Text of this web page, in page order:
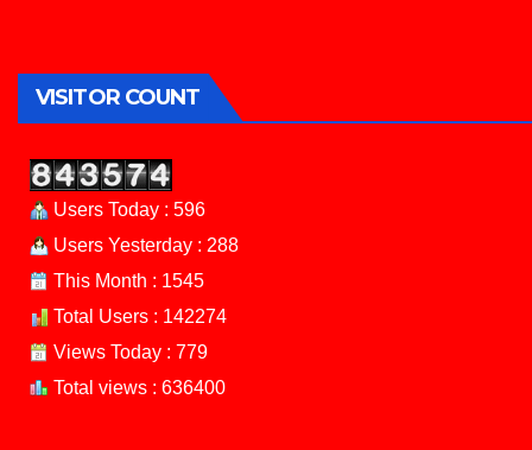
VISITOR COUNT
Users Today : 596
Users Yesterday : 288
This Month : 1545
Total Users : 142274
Views Today : 779
Total views : 636400